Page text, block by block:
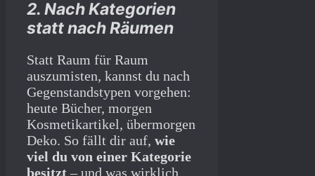
2. Nach Kategorien
statt nach Räumen
Statt Raum für Raum
auszumisten, kannst du nach
Gegenstandstypen vorgehen:
heute Bücher, morgen
Kosmetikartikel, übermorgen
Deko. So fällt dir auf, wie
viel du von einer Kategorie
besitzt – und was wirklich